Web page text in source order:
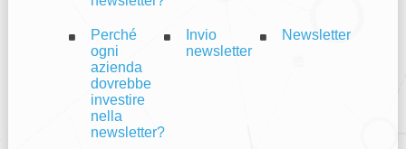
Perché
ogni
azienda
dovrebbe
investire
nella
newsletter?
Invio
newsletter
Newsletter